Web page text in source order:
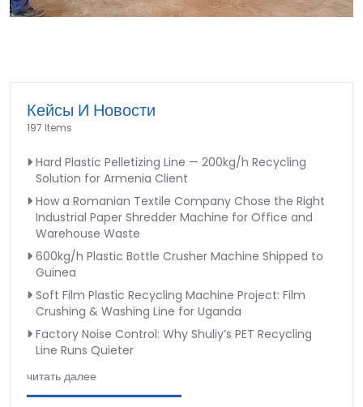
Кейсы И Новости
197 Items
Hard Plastic Pelletizing Line — 200kg/h Recycling
Solution for Armenia Client
How a Romanian Textile Company Chose the Right
Industrial Paper Shredder Machine for Office and
Warehouse Waste
600kg/h Plastic Bottle Crusher Machine Shipped to
Guinea
Soft Film Plastic Recycling Machine Project: Film
Crushing & Washing Line for Uganda
Factory Noise Control: Why Shuliy’s PET Recycling
Line Runs Quieter
читать далее